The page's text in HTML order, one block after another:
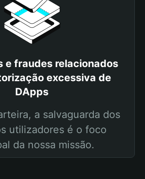
e fraudes relacionados
excessiva de
DApps
a salvaguarda dos
utilizadores é o foco
da nossa missão.